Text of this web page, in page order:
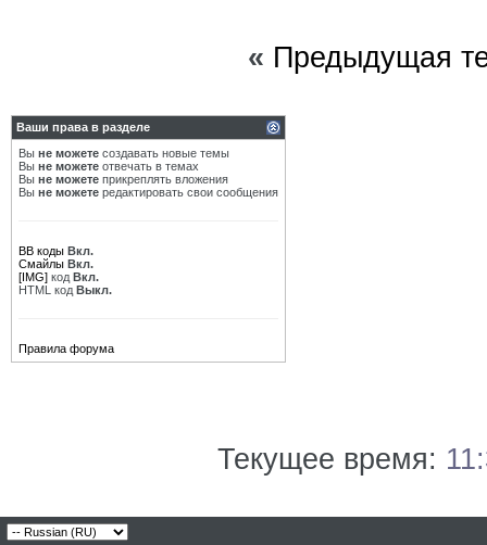
« Предыдущая
Ваши права в разделе
Вы не можете создавать новые темы
Вы не можете отвечать в темах
Вы не можете прикреплять вложения
Вы не можете редактировать свои сообщения
BB коды Вкл.
Смайлы Вкл.
[IMG] код Вкл.
HTML код Выкл.
Правила форума
Текущее время: